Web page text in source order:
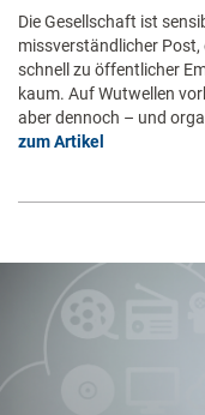
Die Gesellschaft ist
missverständlicher
schnell zu öffentlicher
kaum. Auf Wutwellen
aber dennoch – und
zum Artikel